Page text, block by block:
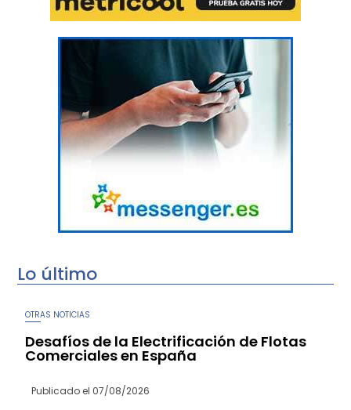
Lo último
OTRAS NOTICIAS
Desafíos de la Electrificación de Flotas
Comerciales en España
Publicado el 07/08/2026